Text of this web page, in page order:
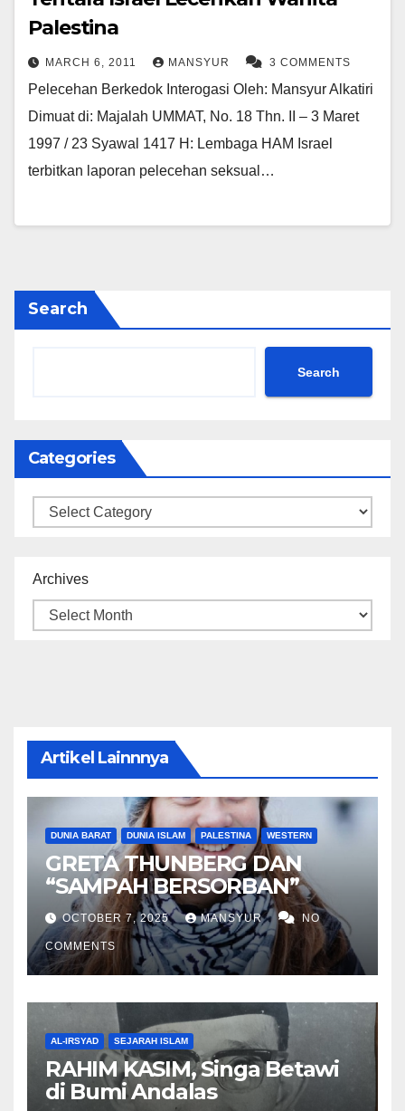
Palestina
MARCH 6, 2011 MANSYUR 3 COMMENTS
Pelecehan Berkedok Interogasi Oleh: Mansyur Alkatiri
Dimuat di: Majalah UMMAT, No. 18 Thn. II – 3 Maret
1997 / 23 Syawal 1417 H: Lembaga HAM Israel
terbitkan laporan pelecehan seksual…
Search
Search
Categories
Categories
Archives
Artikel Lainnnya
DUNIA BARAT DUNIA ISLAM PALESTINA WESTERN
GRETA THUNBERG DAN
“SAMPAH BERSORBAN”
OCTOBER 7, 2025 MANSYUR NO
COMMENTS
AL-IRSYAD SEJARAH ISLAM
RAHIM KASIM, Singa Betawi
di Bumi Andalas